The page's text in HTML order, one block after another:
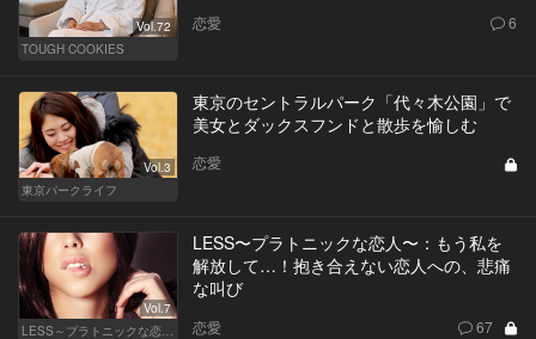
Vol.72
TOUGH COOKIES
恋愛 6
Vol.3
東京パークライフ
東京のセントラルパーク「代々木公園」で
美女とダックスフンドと散歩を愉しむ
恋愛
Vol.7
LESS〜プラトニックな恋人〜：もう私を
解放して…！抱き合えない恋人への、悲痛
な叫び
恋愛 67